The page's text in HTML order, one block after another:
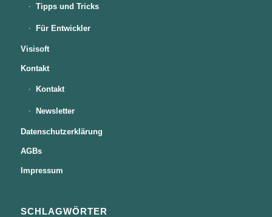
Tipps und Tricks
Für Entwickler
Visisoft
Kontakt
Kontakt
Newsletter
Datenschutzerklärung
AGBs
Impressum
SCHLAGWÖRTER